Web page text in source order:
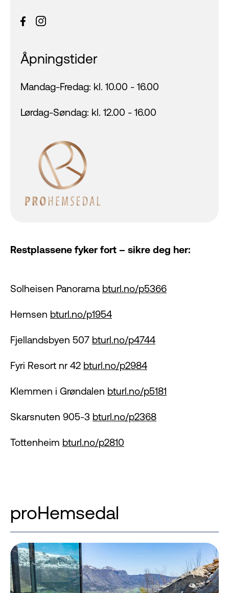
Restplassene fyker fort – sikre deg her:
Solheisen Panorama bturl.no/p5366
Hemsen bturl.no/p1954
Fjellandsbyen 507 bturl.no/p4744
Fyri Resort nr 42 bturl.no/p2984
Klemmen i Grøndalen bturl.no/p5181
Skarsnuten 905-3 bturl.no/p2368
Tottenheim bturl.no/p2810
Åpningstider
Mandag-Fredag: kl. 10.00 - 16.00
Lørdag-Søndag: kl. 12.00 - 16.00
proHemsedal